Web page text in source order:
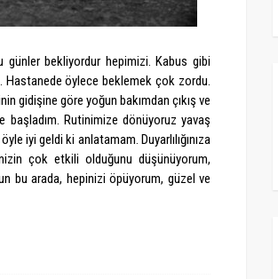
günler bekliyordur hepimizi. Kabus gibi
Hastanede öylece beklemek çok zordu.
gidişine göre yoğun bakımdan çıkış ve
Rutinimize dönüyoruz yavaş
iyi geldi ki anlatamam. Duyarlılığınıza
çok etkili olduğunu düşünüyorum,
bu arada, hepinizi öpüyorum, güzel ve